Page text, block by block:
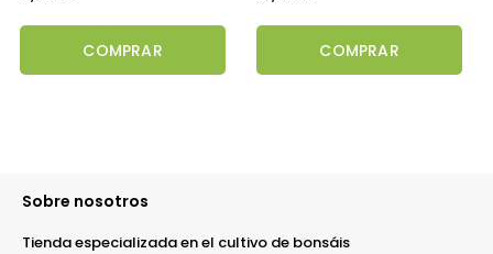
COMPRAR COMPRAR
Sobre nosotros
Tienda especializada en el cultivo de bonsáis